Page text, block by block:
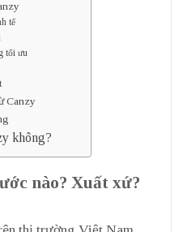
tế
tối ưu
Canzy
không?
nào? Xuất xứ?